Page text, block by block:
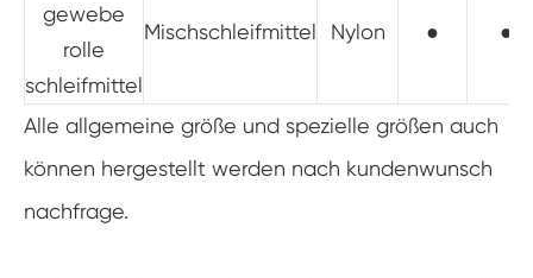
gewebe
rolle
schleifmittel
Mischschleifmittel Nylon ● ●
Alle allgemeine größe und spezielle größen auch
können hergestellt werden nach kundenwunsch
nachfrage.